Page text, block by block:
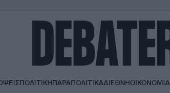
ΠΟΛΙΤΙΚΗΠΑΡΑΠΟΛΙΤΙΚΑΔΙΕΘΝΗΟΙΚΟΝΟΜΙΑ